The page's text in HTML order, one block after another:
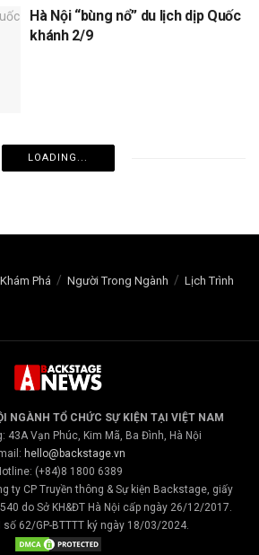
Hà Nội “bùng nổ” du lịch dịp Quốc
khánh 2/9
LOADING...
Khám Phá Người Trong Ngành Lịch Trình
NGÀNH TỔ CHỨC SỰ KIỆN TẠI VIỆT NAM
43A Vạn Phúc, Kim Mã, Ba Đình, Hà Nội
hello@backstage.vn
(+84)8 1800 6389
ty CP Truyền thông & Sự kiện Backstage, giấy
do Sở KH&ĐT Hà Nội cấp ngày 26/12/2017.
số 62/GP-BTTTT ký ngày 18/03/2024.